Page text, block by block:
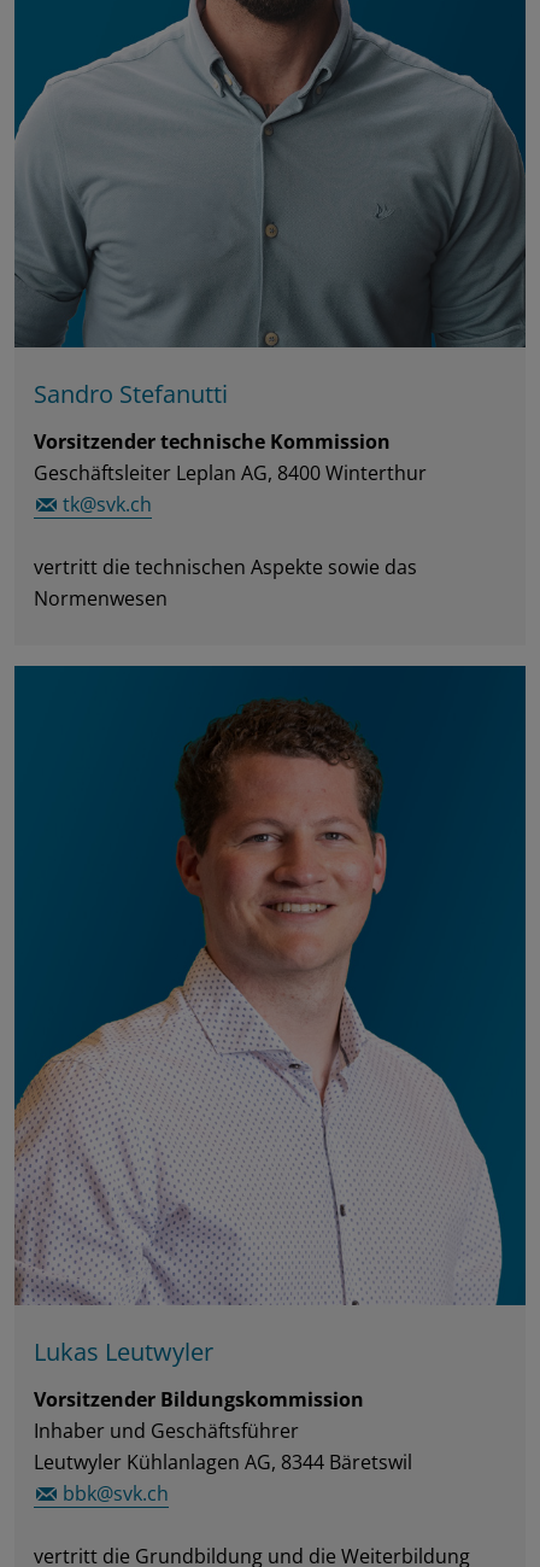
Sandro Stefanutti
Vorsitzender technische Kommission
Geschäftsleiter Leplan AG, 8400 Winterthur
tk@svk.ch
vertritt die technischen Aspekte sowie das
Normenwesen
Lukas Leutwyler
Vorsitzender Bildungskommission
Inhaber und Geschäftsführer
Leutwyler Kühlanlagen AG, 8344 Bäretswil
bbk@svk.ch
vertritt die Grundbildung und die Weiterbildung